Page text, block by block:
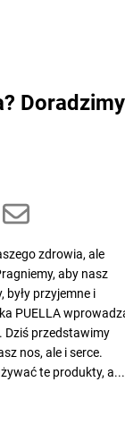
Doradzimy
zdrowia, ale
aby nasz
przyjemne i
PUELLA
Dziś przedstawimy
nos, ale i serce.
te produkty, a...